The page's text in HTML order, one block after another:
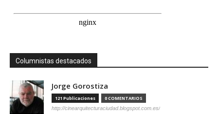
Columnistas destacados
Jorge Gorostiza
121 Publicaciones 0 COMENTARIOS
http://cinearquitecturaciudad.blogspot.com.es/